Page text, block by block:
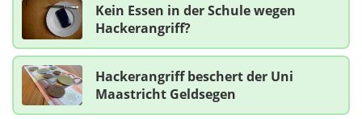
Kein Essen in der Schule wegen
Hackerangriff?
Hackerangriff beschert der Uni
Maastricht Geldsegen